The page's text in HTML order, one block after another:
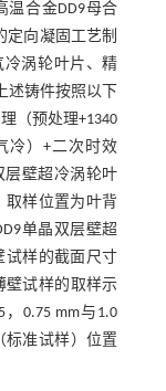
温合金DD9母合
定向凝固工艺制
冷涡轮叶片、精
述铸件按照以下
（预处理+1340
冷）+二次时效
层壁超冷涡轮叶
取样位置为叶背
单晶双层壁超
试样的截面尺寸
壁试样的取样示
0.75 mm与1.0
标准试样）位置